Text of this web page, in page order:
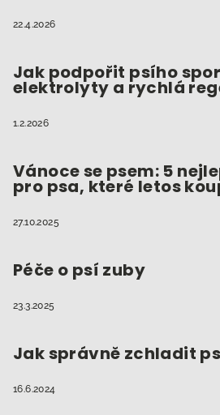
22.4.2026
Jak podpořit psího
elektrolyty a rychlá
1.2.2026
Vánoce se psem: 5
pro psa, které letos
27.10.2025
Péče o psí zuby
23.3.2025
Jak správně zchladit
16.6.2024